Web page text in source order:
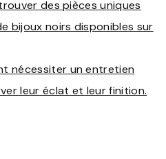
des pièces uniques
bijoux noirs disponibles sur
nécessiter un entretien
leur éclat et leur finition.